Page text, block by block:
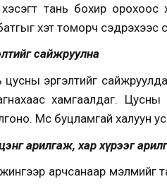
тань бохир орохоос
хэт томорч сэдрэхээс
сайжруулна
цусны эргэлтийг
хамгаалдаг. Цусны
Мөсөө буцламгай халуун
арилгаж, хар хүрээг
жингээр арчсанаар мэлмийг